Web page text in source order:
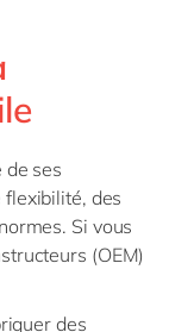
de ses
des
Si vous
(OEM)
des